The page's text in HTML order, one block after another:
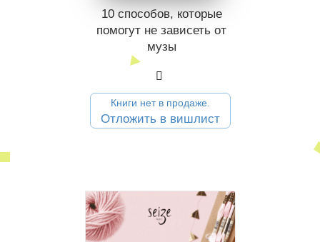
10 способов, которые
помогут не зависеть от
музы
Книги нет в продаже.
Отложить в вишлист